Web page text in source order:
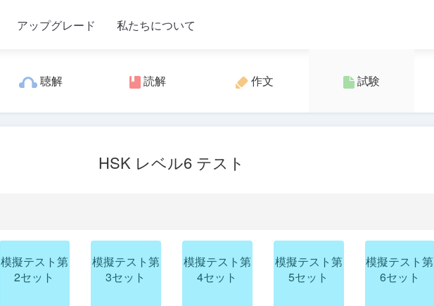
アップグレード 私たちについて
聴解 読解 作文 試験
HSK レベル6 テスト
模擬テスト第
2セット
模擬テスト第
3セット
模擬テスト第
4セット
模擬テスト第
5セット
模擬テスト第
6セット